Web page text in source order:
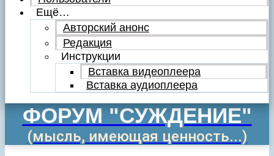
Ещё…
Авторский анонс
Редакция
Инструкции
Вставка видеоплеера
Вставка аудиоплеера
ФОРУМ "СУЖДЕНИЕ"
(мысль, имеющая ценность...)